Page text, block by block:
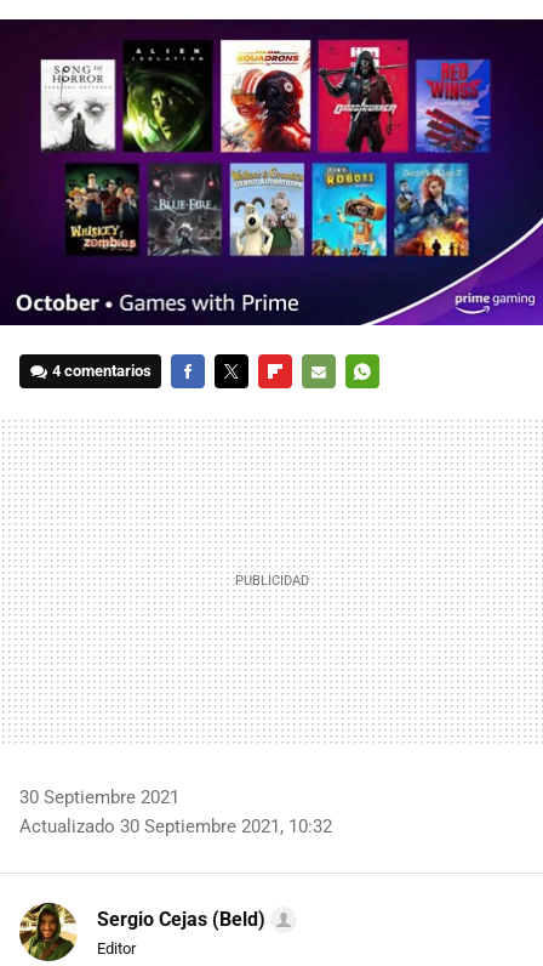
4 comentarios
MAIL
30 Septiembre 2021
Actualizado 30 Septiembre 2021, 10:32
Sergio Cejas (Beld)
Editor